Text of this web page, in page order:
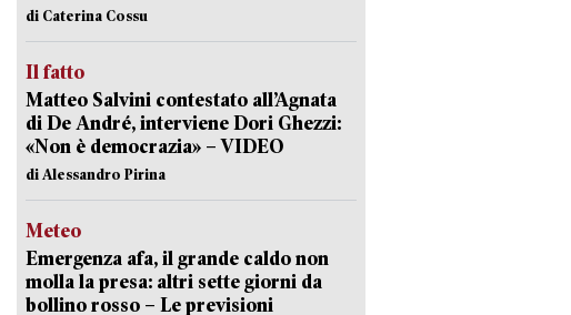
di Caterina Cossu
Il fatto
Matteo Salvini contestato all’Agnata
di De André, interviene Dori Ghezzi:
«Non è democrazia» – VIDEO
di Alessandro Pirina
Meteo
Emergenza afa, il grande caldo non
molla la presa: altri sette giorni da
bollino rosso – Le previsioni